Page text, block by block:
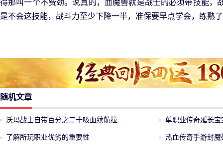
得那叫一个不费劲。说真的，血魔兽就是战士的必须带技能，
是不会这技能，战斗力至少下降一半，准保要早点学会，练熟
随机文章
沃玛战士自带百分之二十吸血续航拉… 单职业传奇延长
了解所玩职业优劣的重要性 热血传奇手游封